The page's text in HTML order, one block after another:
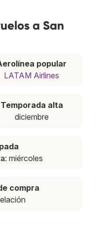
a San
popular
LATAM Airlines
Temporada alta
diciembre
: miércoles
compra